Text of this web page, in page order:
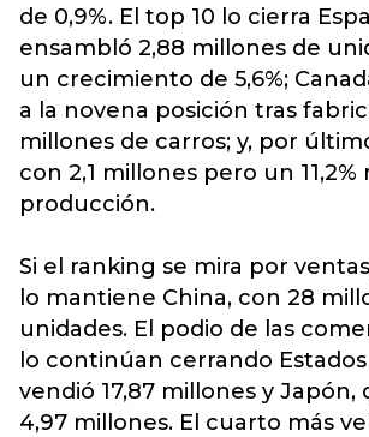
de 0,9%. El top 10 lo cierra
ensambló 2,88 millones de
un crecimiento de 5,6%;
a la novena posición tras
millones de carros; y, por
con 2,1 millones pero un 11,2%
producción.
Si el ranking se mira por
lo mantiene China, con 28
unidades. El podio de las
lo continúan cerrando
vendió 17,87 millones y
4,97 millones. El cuarto más